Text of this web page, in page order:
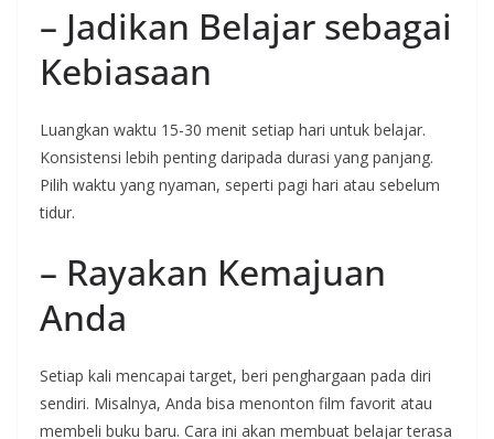
– Jadikan Belajar sebagai
Kebiasaan
Luangkan waktu 15-30 menit setiap hari untuk belajar.
Konsistensi lebih penting daripada durasi yang panjang.
Pilih waktu yang nyaman, seperti pagi hari atau sebelum
tidur.
– Rayakan Kemajuan
Anda
Setiap kali mencapai target, beri penghargaan pada diri
sendiri. Misalnya, Anda bisa menonton film favorit atau
membeli buku baru. Cara ini akan membuat belajar terasa